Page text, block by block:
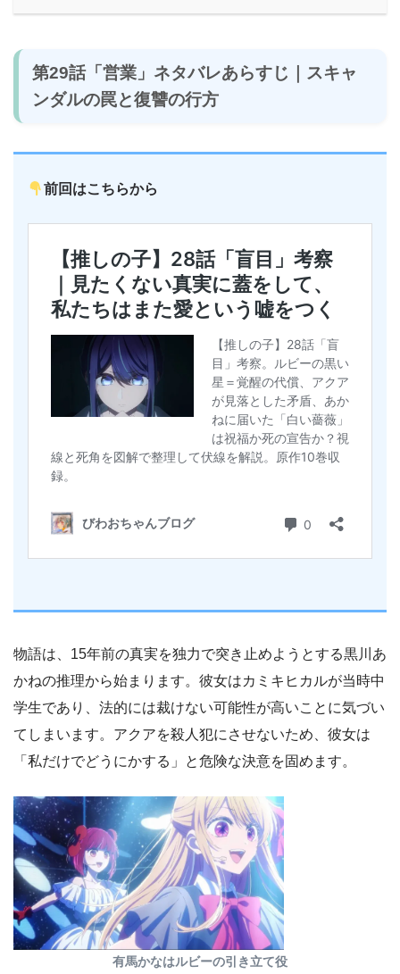
第29話「営業」ネタバレあらすじ｜スキャ
ンダルの罠と復讐の行方
前回はこちらから
物語は、15年前の真実を独力で突き止めようとする黒川あ
かねの推理から始まります。彼女はカミキヒカルが当時中
学生であり、法的には裁けない可能性が高いことに気づい
てしまいます。アクアを殺人犯にさせないため、彼女は
「私だけでどうにかする」と危険な決意を固めます。
有馬かなはルビーの引き立て役